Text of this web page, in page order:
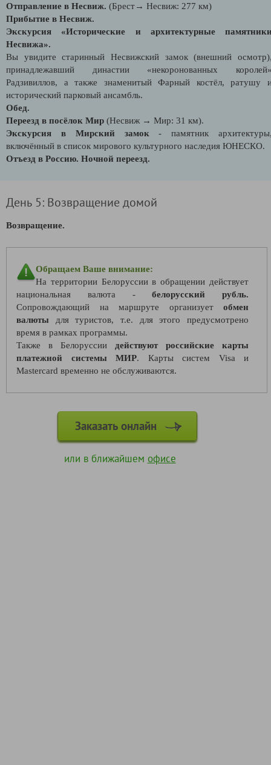
Отправление в Несвиж. (Брест→ Несвиж: 277 км)
Прибытие в Несвиж.
Экскурсия «Исторические и архитектурные
Несвижа».
Вы увидите старинный Несвижский замок (внешний
принадлежавший династии «некоронованных
Радзивиллов, а также знаменитый Фарный костёл, ратушу
исторический парковый ансамбль.
Обед.
Переезд в посёлок Мир (Несвиж → Мир: 31 км).
Экскурсия в Мирский замок - памятник
включённый в список мирового культурного наследия ЮНЕСКО.
Отъезд в Россию. Ночной переезд.
День 5: Возвращение домой
Возвращение.
Обращаем Ваше внимание:
На территории Белоруссии в обращении действует
национальная валюта -белорусский рубль.
Сопровождающий на маршруте организует обмен
валюты для туристов, т.е. для этого предусмотрено
время в рамках программы.
Также в Белоруссии действуют российские карты
платежной системы МИР. Карты систем Visa и
Mastercard временно не обслуживаются.
Заказать онлайн
или в ближайшем офисе